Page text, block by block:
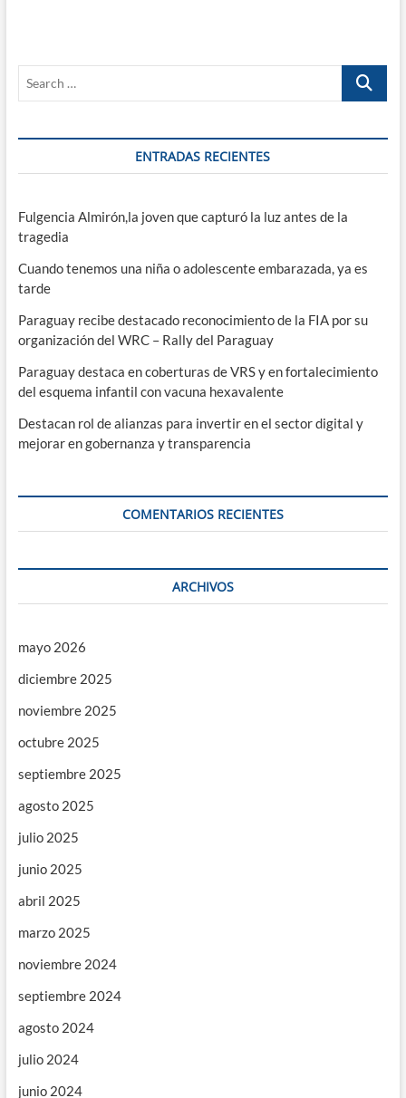
Search
ENTRADAS RECIENTES
Fulgencia Almirón,la joven que capturó la luz antes de la
tragedia
Cuando tenemos una niña o adolescente embarazada, ya es
tarde
Paraguay recibe destacado reconocimiento de la FIA por su
organización del WRC – Rally del Paraguay
Paraguay destaca en coberturas de VRS y en fortalecimiento
del esquema infantil con vacuna hexavalente
Destacan rol de alianzas para invertir en el sector digital y
mejorar en gobernanza y transparencia
COMENTARIOS RECIENTES
ARCHIVOS
mayo 2026
diciembre 2025
noviembre 2025
octubre 2025
septiembre 2025
agosto 2025
julio 2025
junio 2025
abril 2025
marzo 2025
noviembre 2024
septiembre 2024
agosto 2024
julio 2024
junio 2024